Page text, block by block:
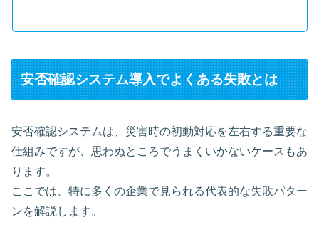
安否確認システム導入でよくある失敗とは
安否確認システムは、災害時の初動対応を左右する重要な
仕組みですが、思わぬところでうまくいかないケースもあ
ります。
ここでは、特に多くの企業で見られる代表的な失敗パター
ンを解説します。